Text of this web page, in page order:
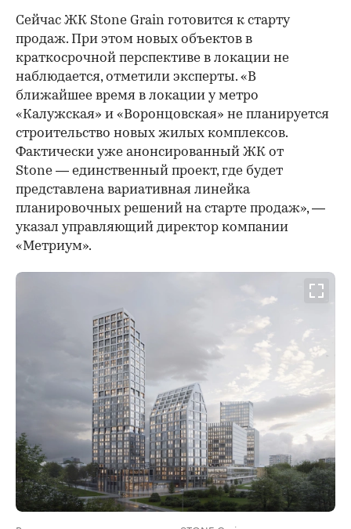
Сейчас ЖК Stone Grain готовится к старту
продаж. При этом новых объектов в
краткосрочной перспективе в локации не
наблюдается, отметили эксперты. «В
ближайшее время в локации у метро
«Калужская» и «Воронцовская» не планируется
строительство новых жилых комплексов.
Фактически уже анонсированный ЖК от
Stone — единственный проект, где будет
представлена вариативная линейка
планировочных решений на старте продаж», —
указал управляющий директор компании
«Метриум».